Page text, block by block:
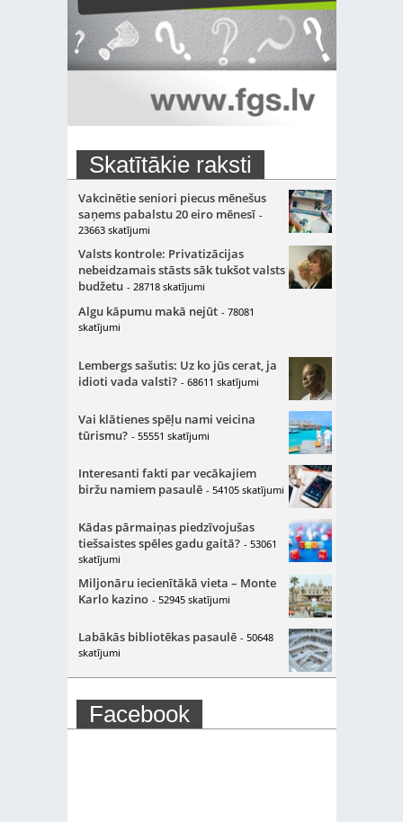
Skatītākie raksti
Vakcinētie seniori piecus mēnešus
saņems pabalstu 20 eiro mēnesī -
23663 skatījumi
Valsts kontrole: Privatizācijas
nebeidzamais stāsts sāk tukšot valsts
budžetu - 28718 skatījumi
Algu kāpumu makā nejūt - 78081
skatījumi
Lembergs sašutis: Uz ko jūs cerat, ja
idioti vada valsti? - 68611 skatījumi
Vai klātienes spēļu nami veicina
tūrismu? - 55551 skatījumi
Interesanti fakti par vecākajiem
biržu namiem pasaulē - 54105 skatījumi
Kādas pārmaiņas piedzīvojušas
tiešsaistes spēles gadu gaitā? - 53061
skatījumi
Miljonāru iecienītākā vieta – Monte
Karlo kazino - 52945 skatījumi
Labākās bibliotēkas pasaulē - 50648
skatījumi
Facebook